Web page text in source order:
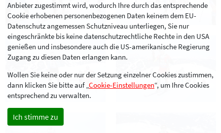
Anbieter zugestimmt wird, wodurch Ihre durch das entsprechende
Cookie erhobenen personenbezogenen Daten keinem dem EU-
Datenschutz angemessen Schutzniveau unterliegen, Sie nur
eingeschränkte bis keine datenschutzrechtliche Rechte in den USA
genießen und insbesondere auch die US-amerikanische Regierung
Zugang zu diesen Daten erlangen kann.
Wollen Sie keine oder nur der Setzung einzelner Cookies zustimmen,
dann klicken Sie bitte auf „Cookie-Einstellungen“, um Ihre Cookies
entsprechend zu verwalten.
Ich stimme zu